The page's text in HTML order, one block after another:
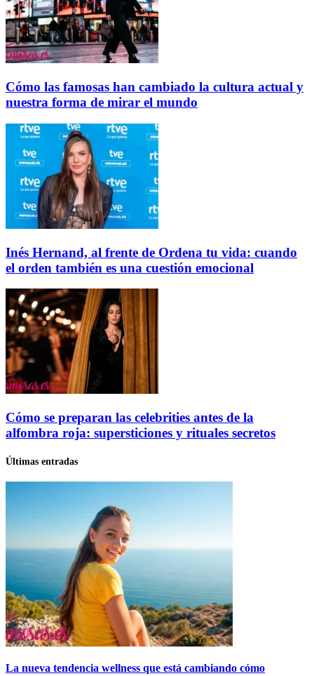
Cómo las famosas han cambiado la cultura actual y
nuestra forma de mirar el mundo
Inés Hernand, al frente de Ordena tu vida: cuando
el orden también es una cuestión emocional
Cómo se preparan las celebrities antes de la
alfombra roja: supersticiones y rituales secretos
Últimas entradas
La nueva tendencia wellness que está cambiando cómo